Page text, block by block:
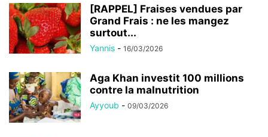
[RAPPEL] Fraises vendues par
Grand Frais : ne les mangez
surtout...
Yannis - 16/03/2026
Aga Khan investit 100 millions
contre la malnutrition
Ayyoub - 09/03/2026